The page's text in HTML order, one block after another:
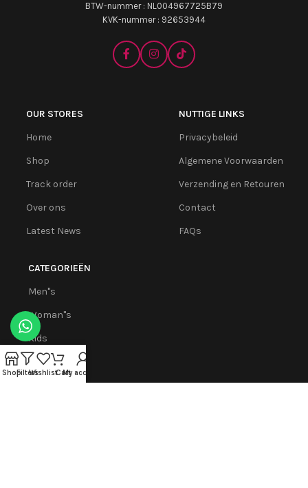
BTW-nummer : NL004967725B79
KVK-nummer : 92653944
OUR STORES
Home
Shop
Track order
Over ons
Latest News
NUTTIGE LINKS
Privacybeleid
Algemene Voorwaarden
Verzending en Retouren
Contact
FAQs
CATEGORIEËN
Men''s
Woman''s
Kids
Leggings
ShopFiltersWishlistCartMy account